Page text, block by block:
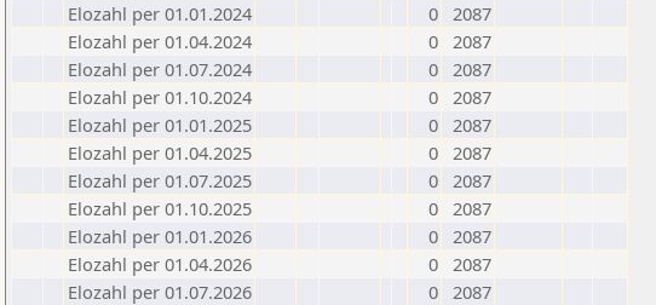
Elozahl per 01.01.2024
0 2087
Elozahl per 01.04.2024
0 2087
Elozahl per 01.07.2024
0 2087
Elozahl per 01.10.2024
0 2087
Elozahl per 01.01.2025
0 2087
Elozahl per 01.04.2025
0 2087
Elozahl per 01.07.2025
0 2087
Elozahl per 01.10.2025
0 2087
Elozahl per 01.01.2026
0 2087
Elozahl per 01.04.2026
0 2087
Elozahl per 01.07.2026
0 2087